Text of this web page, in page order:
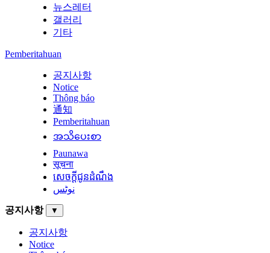
뉴스레터
갤러리
기타
Pemberitahuan
공지사항
Notice
Thông báo
通知
Pemberitahuan
အသိပေးစာ
Paunawa
सूचना
សេចក្តីជូនដំណឹង
نوٹس
공지사항 ▼
공지사항
Notice